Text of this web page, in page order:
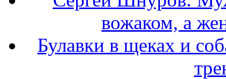
вожаком, а
Булавки в щеках и